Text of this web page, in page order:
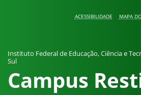
ACESSIBILIDADE MAPA
Instituto Federal de Educação, Ciência e
Sul
Campus